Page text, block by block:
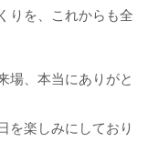
りを、これからも全
場、本当にありがと
を楽しみにしており